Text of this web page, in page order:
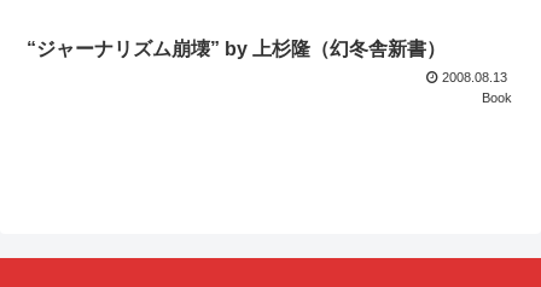
“ジャーナリズム崩壊” by 上杉隆（幻冬舎新書）
2008.08.13
Book